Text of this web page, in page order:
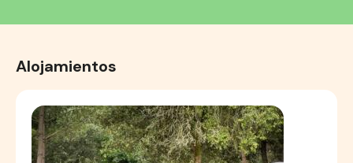
Alojamientos